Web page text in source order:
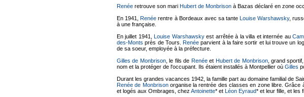
Renée retrouve son mari Hubert de Monbrison à Bazas déclaré en zone
En 1941,Renée rentre à Bordeaux avec sa tanteLouise Warshawsky,
à une française.
En juillet 1941,Louise Warshawskyest arrêtée à la villa et internée au
des-Monts près de Tours.Renée parvient à la faire sortir et lui trouve un
de sa soeur, employée à la préfecture.
Gilles de Monbrison, le fils de Renéeet Hubert de Monbrison, grand
nom et la protéger de l'occupant. Ils étaient installés à Montpellier où Gilles
Durant les grandes vacances 1942, la famille part au domaine familial de
Renée de Monbrisonorganise la rentrée des classes en zone libre. Grâce
et logés aux Ombrages, chez Antoinette* et Léon Eyraud* et leur fille, et les